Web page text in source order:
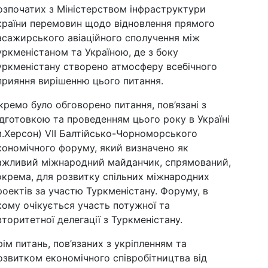
з Міністерством інфраструктури
перемовин щодо відновлення прямого
авіаційного сполучення між
та Україною, де з боку
створено атмосферу всебічного
вирішенню цього питання.
було обговорено питання, пов’язані з
та проведенням цього року в Україні
VII Балтійсько-Чорноморського
форуму, який визначено як
міжнародний майданчик, спрямований,
для розвитку спільних міжнародних
за участю Туркменістану. Форуму, в
очікується участь потужної та
делегації з Туркменістану.
питань, пов’язаних з укріпленням та
економічного співробітництва від